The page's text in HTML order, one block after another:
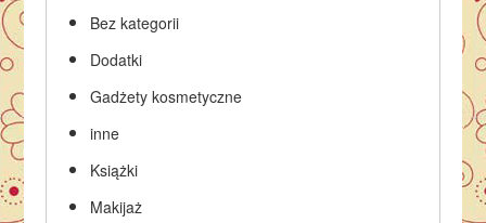
Bez kategorii
Dodatki
Gadżety kosmetyczne
inne
Książki
Makijaż